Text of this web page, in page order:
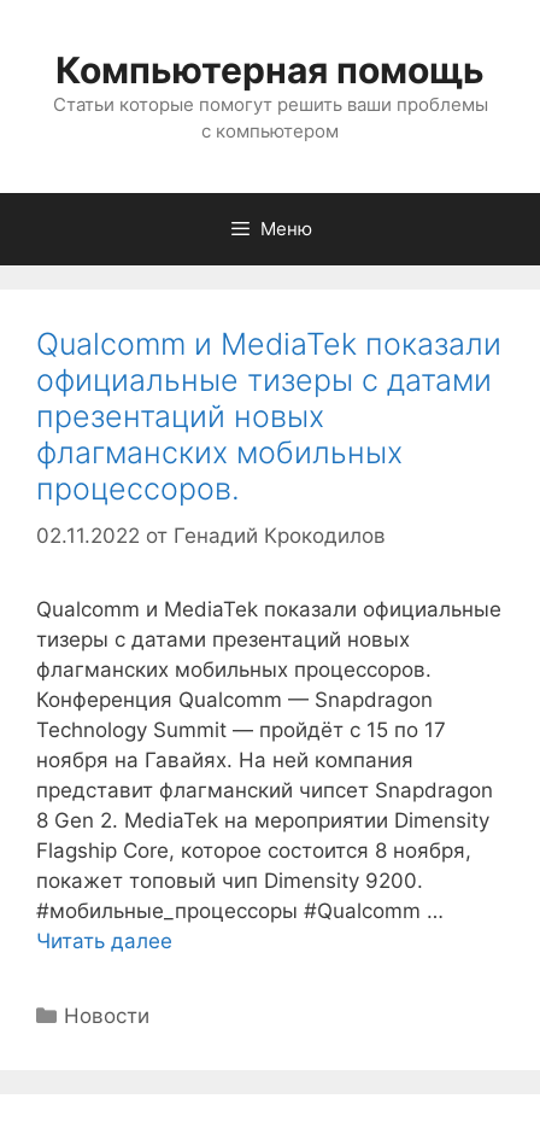
содержимому
Компьютерная помощь
Статьи которые помогут решить ваши проблемы
с компьютером
Меню
Qualcomm и MediaTek показали
официальные тизеры с датами
презентаций новых
флагманских мобильных
процессоров.
02.11.2022 от Генадий Крокодилов
Qualcomm и MediaTek показали официальные
тизеры с датами презентаций новых
флагманских мобильных процессоров.
Конференция Qualcomm — Snapdragon
Technology Summit — пройдёт с 15 по 17
ноября на Гавайях. На ней компания
представит флагманский чипсет Snapdragon
8 Gen 2. MediaTek на мероприятии Dimensity
Flagship Core, которое состоится 8 ноября,
покажет топовый чип Dimensity 9200.
#мобильные_процессоры #Qualcomm …
Читать далее
Рубрики
Новости